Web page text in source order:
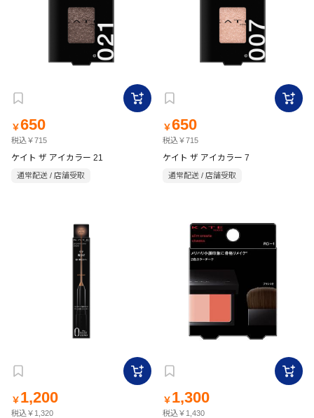
￥650
税込￥715
ケイト ザ アイカラー 21
通常配送 / 店舗受取
￥650
税込￥715
ケイト ザ アイカラー 7
通常配送 / 店舗受取
￥ 1,200
税込￥1,320
￥ 1,300
税込￥1,430